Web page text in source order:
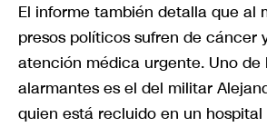
El informe también detalla que al
presos políticos sufren de cáncer
atención médica urgente. Uno de
alarmantes es el del militar
quien está recluido en un